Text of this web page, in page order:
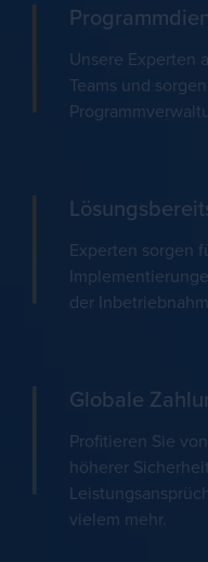
Unsere Experten
Teams und
Experten sorgen
der
Globale
Profitieren Sie
höherer
vielem mehr.